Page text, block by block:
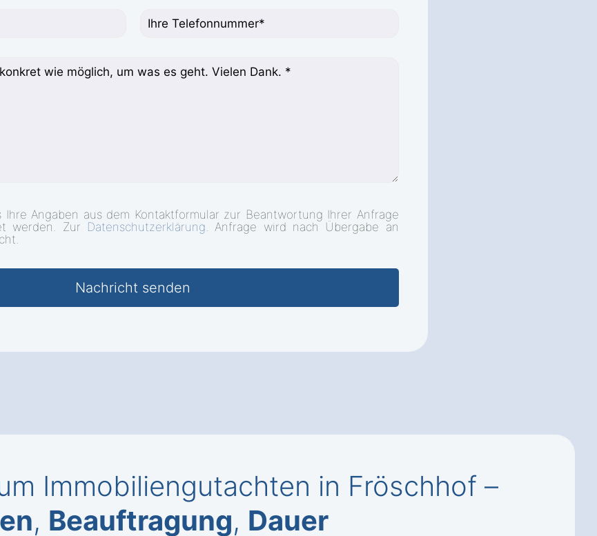
Ihre Angaben aus dem Kontaktformular zur Beantwortung Ihrer Anfrage
werden. Zur Datenschutzerklärung. Anfrage wird nach Übergabe an
Immobiliengutachten in Fröschhof –
, Beauftragung, Dauer